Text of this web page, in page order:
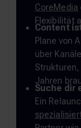
CoreMedia
Flexibilität
Content
Plane von
über
Jahren
Suche dir
Ein